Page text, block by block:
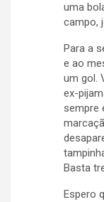
uma
campo,
Para a
e ao
um gol.
ex-
sempre
Basta
Espero